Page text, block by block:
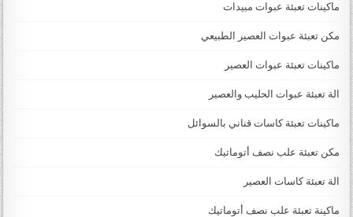
ماكينات تعبئة عبوات مبيدات
مكن تعبئة عبوات العصير الطبيعي
ماكينات تعبئة عبوات العصير
الة تعبئة عبوات الحليب والعصير
ماكينات تعبئة كاسات قناني بالسوائل
مكن تعبئة علب نصف أتوماتيك
الة تعبئة كاسات العصير
ماكينة تعبئة علب نصف أتوماتيك